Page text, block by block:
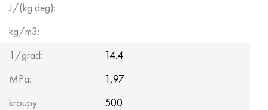
J/(kg deg):
kg/m3:
1/grad:
14.4
MPa:
1,97
kroupy:
500